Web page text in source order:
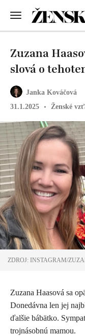
Janka Kováčová
31.1.2025
Ženské
Zuzana
slová o
ZDROJ: INSTAGRAM/
Zuzana Haasová sa
Donedávna len jej
ďalšie bábätko.
trojnásobnú mamou.